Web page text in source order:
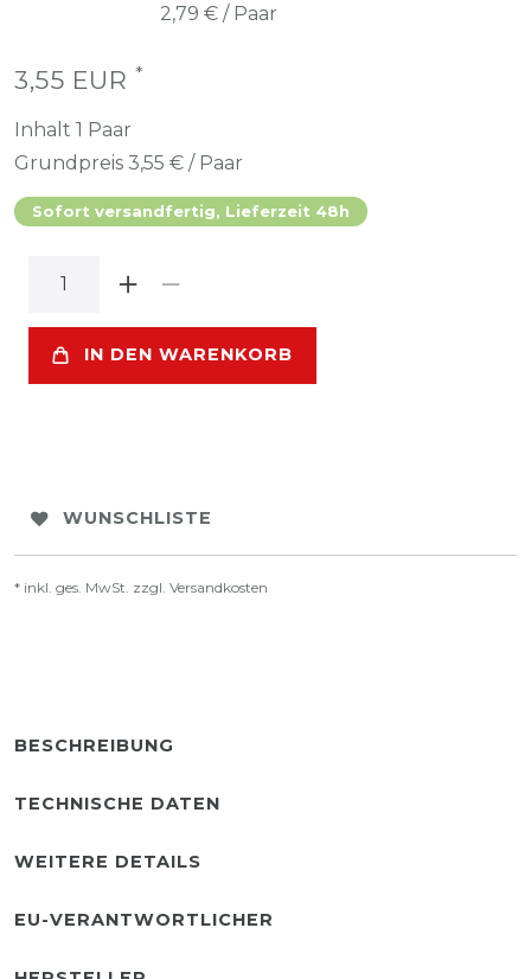
2,79 € / Paar
3,55 EUR *
Inhalt 1 Paar
Grundpreis 3,55 € / Paar
Sofort versandfertig, Lieferzeit 48h
IN DEN WARENKORB
WUNSCHLISTE
* inkl. ges. MwSt. zzgl. Versandkosten
BESCHREIBUNG
TECHNISCHE DATEN
WEITERE DETAILS
EU-VERANTWORTLICHER